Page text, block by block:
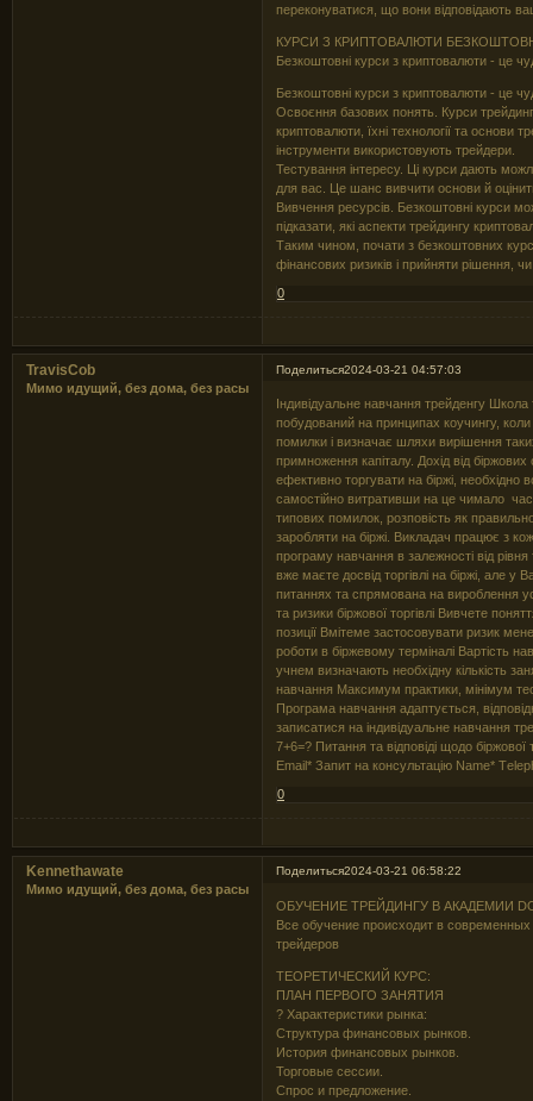
переконуватися, що вони відповідають
КУРСИ З КРИПТОВАЛЮТИ
Безкоштовні курси з криптовалюти - це
Безкоштовні курси з криптовалюти - це
Освоєння базових понять. Курси
криптовалюти, їхні технології та основи
інструменти використовують трейдери.
Тестування інтересу. Ці курси дають
для вас. Це шанс вивчити основи й
Вивчення ресурсів. Безкоштовні курси
підказати, які аспекти трейдингу
Таким чином, почати з безкоштовних
фінансових ризиків і прийняти рішення,
0
Поделиться2024-03-21 04:57:03
TravisCob
Мимо идущий, без дома, без расы
Індивідуальне навчання трейденгу
побудований на принципах коучингу,
помилки і визначає шляхи вирішення
примноження капіталу. Дохід від
ефективно торгувати на біржі, необхідно
самостійно витративши на це чимало
типових помилок, розповість як
заробляти на біржі. Викладач працює з
програму навчання в залежності від
вже маєте досвід торгівлі на біржі, але
питаннях та спрямована на вироблення
та ризики біржової торгівлі Вивчете
позиції Вмітеме застосовувати ризик
роботи в біржевому терміналі Вартість
учнем визначають необхідну кількість
навчання Максимум практики, мінімум
Програма навчання адаптується,
записатися на індивідуальне навчання
7+6=? Питання та відповіді щодо
Email* Запит на консультацію Name*
0
Поделиться2024-03-21 06:58:22
Kennethawate
Мимо идущий, без дома, без расы
ОБУЧЕНИЕ ТРЕЙДИНГУ В АКАДЕМИИ
Все обучение происходит в
трейдеров
ТЕОРЕТИЧЕСКИЙ КУРС:
ПЛАН ПЕРВОГО ЗАНЯТИЯ
? Характеристики рынка:
Структура финансовых рынков.
История финансовых рынков.
Торговые сессии.
Спрос и предложение.